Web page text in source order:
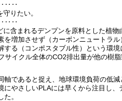
りたい。
含まれるデンプンを原料とした植
を増加させず（カーボンニュートラ
る（コンポスタブル性）という環
サイクル全体のCO2排出量が他の樹
軸であると捉え、地球環境負荷の低
にやさしいPLAには早くから注目し、
。